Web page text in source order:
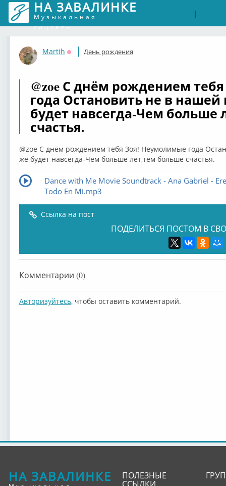
НА ЗАВАЛИНКЕ
Музыкальная
соцсеть
|
Martih
Оффлайн
День рождения
@zoe С днём рождением
года Остановить не в нашей
будет навсегда-Чем больше
счастья.
@zoe С днём рождением тебя Зоя! Неумолимые года
же будет навсегда-Чем больше лет,тем больше счастья.
Dance with Me Movie Soundtrack - Ana Gabriel -
Todo En Mi.mp3
Ссылка на пост
ПОДЕЛИТЬСЯ ПОСТОМ В
Комментарии (0)
Авторизуйтесь, чтобы оставить комментарий.
НА ЗАВАЛИНКЕ ПОЛЕЗНЫЕ